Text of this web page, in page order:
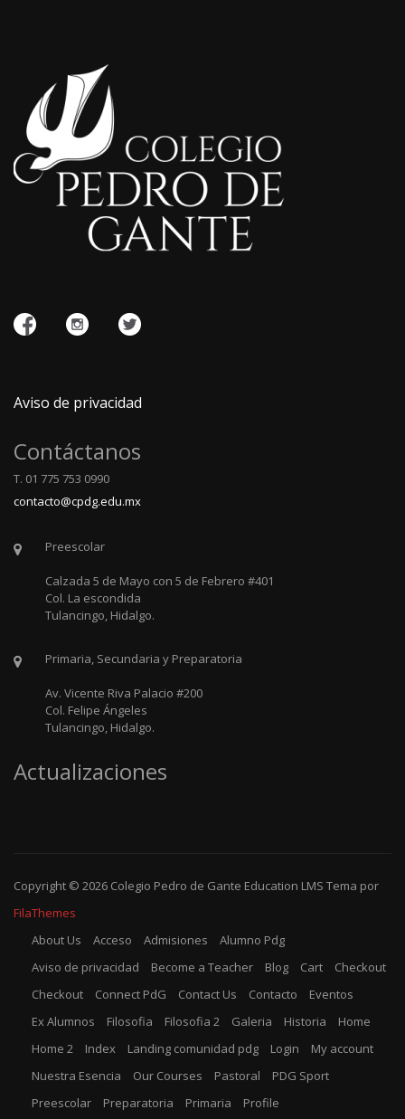
Aviso de privacidad
Contáctanos
T. 01 775 753 0990
contacto@cpdg.edu.mx
Preescolar
Calzada 5 de Mayo con 5 de Febrero #401
Col. La escondida
Tulancingo, Hidalgo.
Primaria, Secundaria y Preparatoria
Av. Vicente Riva Palacio #200
Col. Felipe Ángeles
Tulancingo, Hidalgo.
Actualizaciones
Copyright © 2026 Colegio Pedro de Gante Education LMS Tema por
FilaThemes
About Us
Acceso Admisiones
Alumno Pdg
Aviso de privacidad
Become a Teacher Blog Cart
Checkout
Checkout
Connect PdG Contact Us Contacto
Eventos
Ex Alumnos
Filosofia Filosofia 2 Galeria Historia
Home
Home 2
Index Landing comunidad pdg Login
My account
Nuestra Esencia
Our Courses Pastoral
PDG Sport
Preescolar
Preparatoria Primaria Profile